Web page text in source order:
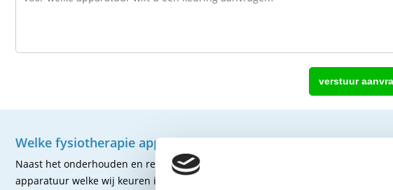
Welke fysiotherapie apparatuur kunnen wij keuren?
Naast het onderhouden en repareren van alle mogelijke fysio apparaten en
apparatuur welke wij keuren is onderstaand beschreven apparatuur. Staat uw